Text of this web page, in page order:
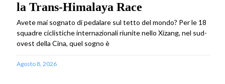
la Trans-Himalaya Race
Avete mai sognato di pedalare sul tetto del mondo? Per le 18
squadre ciclistiche internazionali riunite nello Xizang, nel sud-
ovest della Cina, quel sogno è
Agosto 8, 2026